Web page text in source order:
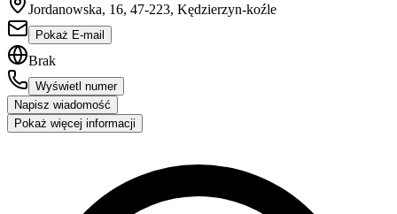
Jordanowska, 16, 47-223, Kędzierzyn-koźle
Pokaż E-mail
Brak
Wyświetl numer
Napisz wiadomość
Pokaż więcej informacji